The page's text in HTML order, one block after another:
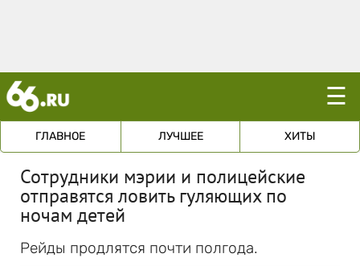
☰
ГЛАВНОЕ ЛУЧШЕЕ ХИТЫ
Сотрудники мэрии и полицейские
отправятся ловить гуляющих по
ночам детей
Рейды продлятся почти полгода.